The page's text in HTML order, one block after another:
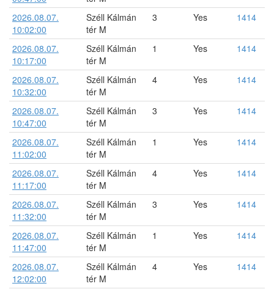
2026.08.07.
10:02:00
Széll Kálmán
tér M
3 Yes 1414
2026.08.07.
10:17:00
Széll Kálmán
tér M
1 Yes 1414
2026.08.07.
10:32:00
Széll Kálmán
tér M
4 Yes 1414
2026.08.07.
10:47:00
Széll Kálmán
tér M
3 Yes 1414
2026.08.07.
11:02:00
Széll Kálmán
tér M
1 Yes 1414
2026.08.07.
11:17:00
Széll Kálmán
tér M
4 Yes 1414
2026.08.07.
11:32:00
Széll Kálmán
tér M
3 Yes 1414
2026.08.07.
11:47:00
Széll Kálmán
tér M
1 Yes 1414
2026.08.07.
12:02:00
Széll Kálmán
tér M
4 Yes 1414